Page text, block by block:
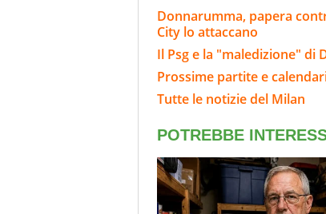
Donnarumma, papera
City lo attaccano
Il Psg e la "maledizione" di
Prossime partite e
Tutte le notizie del Milan